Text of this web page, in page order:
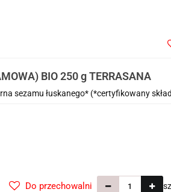
BIO 250 g TERRASANA
sezamu łuskanego* (*certyfikowany
Do przechowalni